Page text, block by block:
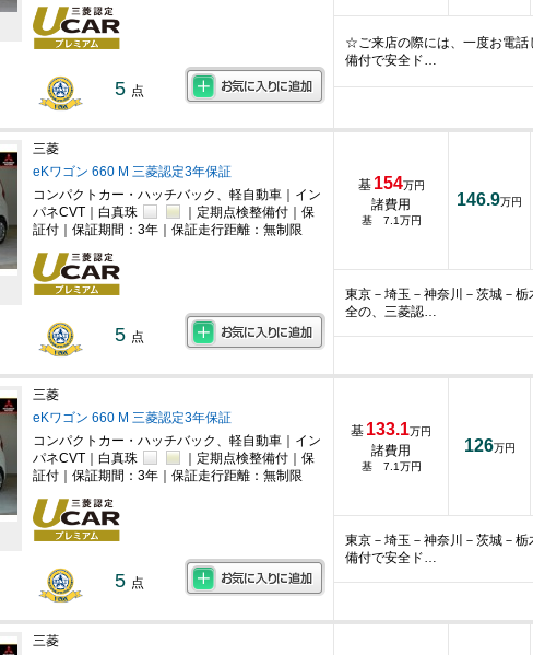
5 点
☆ご来店の際には、一度お電
備付で安全ド…
三菱
eKワゴン 660 M 三菱認定3年保証
コンパクトカー・ハッチバック、軽自動車｜イン
パネCVT｜白真珠
｜定期点検整備付｜保
証付｜保証期間：3年｜保証走行距離：無制限
5 点
基 154万円
諸費用
基 7.1万円
146.9万円
東京－埼玉－神奈川－茨城－
全の、三菱認…
三菱
eKワゴン 660 M 三菱認定3年保証
コンパクトカー・ハッチバック、軽自動車｜イン
パネCVT｜白真珠
｜定期点検整備付｜保
証付｜保証期間：3年｜保証走行距離：無制限
5 点
基 133.1万円
諸費用
基 7.1万円
126万円
東京－埼玉－神奈川－茨城－
備付で安全ド…
三菱